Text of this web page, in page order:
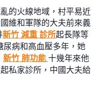
火線地域，村平易近
維和軍隊的大夫前來義
新竹 減重 診所起長隊等
尿病和高血壓多年，她
新竹 肺功能 十幾年來他
私家診所，中國大夫給